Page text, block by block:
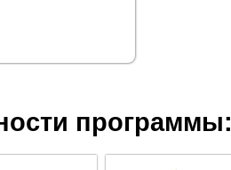
программы: